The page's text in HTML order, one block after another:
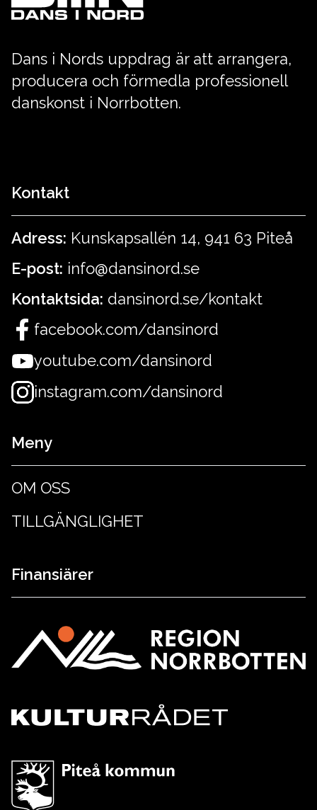
Dans i Nords uppdrag är att arrangera,
producera och förmedla professionell
danskonst i Norrbotten.
Kontakt
Adress: Kunskapsallén 14, 941 63 Piteå
E-post: info@dansinord.se
Kontaktsida: dansinord.se/kontakt
facebook.com/dansinord
youtube.com/dansinord
instagram.com/dansinord
Meny
OM OSS
TILLGÄNGLIGHET
Finansiärer